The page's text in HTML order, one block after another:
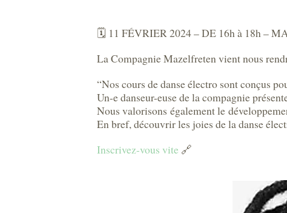
🗓️ 11 FÉVRIER 2024 – DE 16h à 18h –
La Compagnie Mazelfreten vient nous
“Nos cours de danse électro sont conçus
Un-e danseur-euse de la compagnie
Nous valorisons également le
En bref, découvrir les joies de la danse
Inscrivez-vous vite 🔗